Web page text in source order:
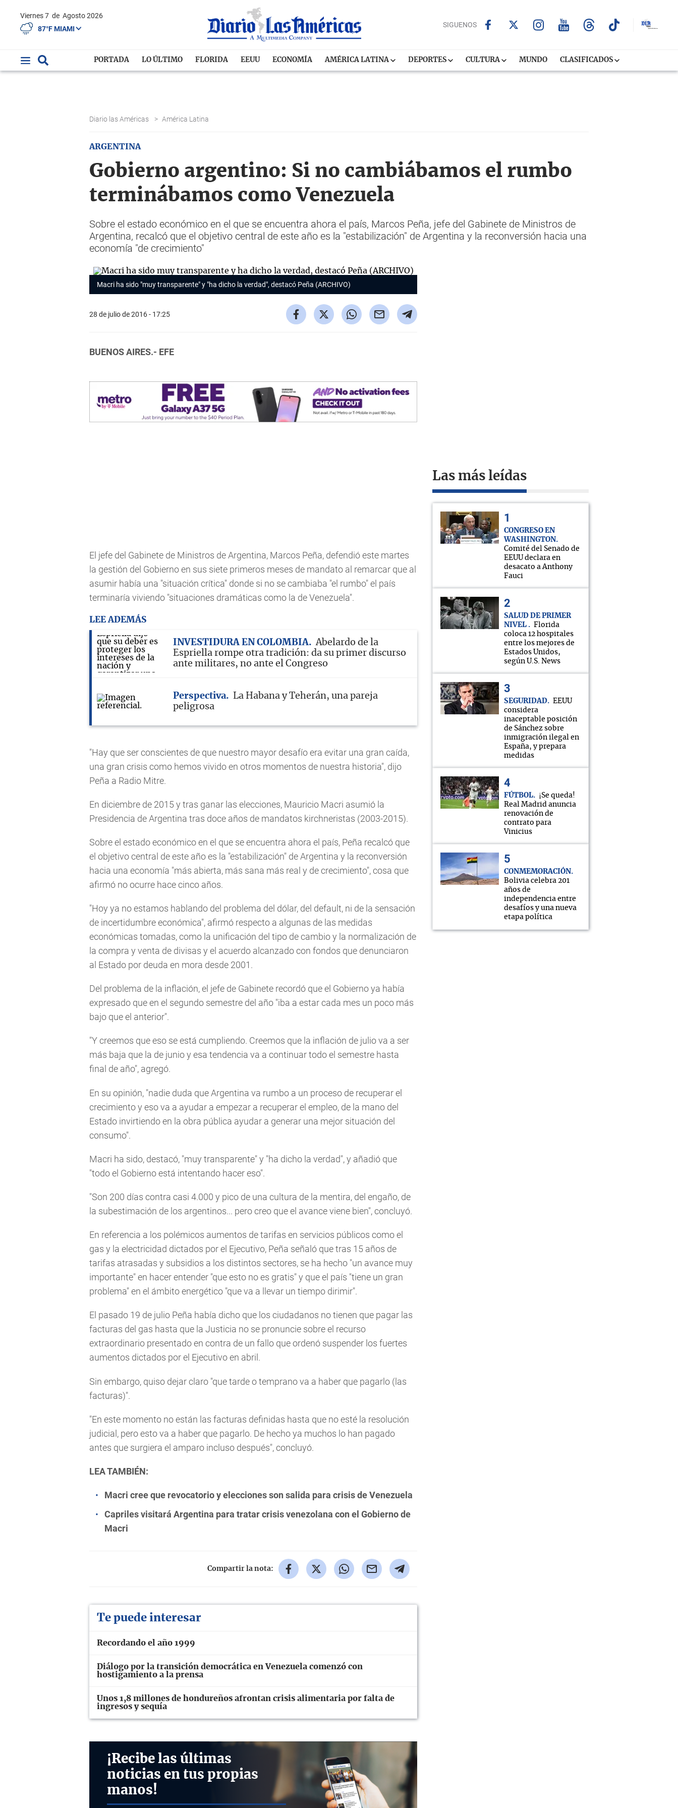
Viernes 7 de Agosto 2026
87°F MIAMI
SIGUENOS
PORTADA LO ÚLTIMO FLORIDA EEUU ECONOMÍA AMÉRICA LATINA DEPORTES CULTURA MUNDO CLASIFICADOS
Diario las Américas > América Latina
ARGENTINA
Gobierno argentino: Si no cambiábamos el rumbo
terminábamos como Venezuela
Sobre el estado económico en el que se encuentra ahora el país, Marcos Peña, jefe del Gabinete de Ministros de
Argentina, recalcó que el objetivo central de este año es la "estabilización" de Argentina y la reconversión hacia una
economía "de crecimiento"
Macri ha sido "muy transparente" y "ha dicho la verdad", destacó Peña (ARCHIVO)
28 de julio de 2016 - 17:25
BUENOS AIRES.- EFE
El jefe del Gabinete de Ministros de Argentina, Marcos Peña, defendió este martes
la gestión del Gobierno en sus siete primeros meses de mandato al remarcar que al
asumir había una "situación crítica" donde si no se cambiaba "el rumbo" el país
terminaría viviendo "situaciones dramáticas como la de Venezuela".
LEE ADEMÁS
INVESTIDURA EN COLOMBIA
Abelardo de la
Espriella rompe otra tradición: da su primer discurso
ante militares, no ante el Congreso
Perspectiva
La Habana y Teherán, una pareja
peligrosa
"Hay que ser conscientes de que nuestro mayor desafío era evitar una gran caída,
una gran crisis como hemos vivido en otros momentos de nuestra historia", dijo
Peña a Radio Mitre.
En diciembre de 2015 y tras ganar las elecciones, Mauricio Macri asumió la
Presidencia de Argentina tras doce años de mandatos kirchneristas (2003-2015).
Sobre el estado económico en el que se encuentra ahora el país, Peña recalcó que
el objetivo central de este año es la "estabilización" de Argentina y la reconversión
hacia una economía "más abierta, más sana más real y de crecimiento", cosa que
afirmó no ocurre hace cinco años.
"Hoy ya no estamos hablando del problema del dólar, del default, ni de la sensación
de incertidumbre económica", afirmó respecto a algunas de las medidas
económicas tomadas, como la unificación del tipo de cambio y la normalización de
la compra y venta de divisas y el acuerdo alcanzado con fondos que denunciaron
al Estado por deuda en mora desde 2001.
Del problema de la inflación, el jefe de Gabinete recordó que el Gobierno ya había
expresado que en el segundo semestre del año "iba a estar cada mes un poco más
bajo que el anterior".
"Y creemos que eso se está cumpliendo. Creemos que la inflación de julio va a ser
más baja que la de junio y esa tendencia va a continuar todo el semestre hasta
final de año", agregó.
En su opinión, "nadie duda que Argentina va rumbo a un proceso de recuperar el
crecimiento y eso va a ayudar a empezar a recuperar el empleo, de la mano del
Estado invirtiendo en la obra pública ayudar a generar una mejor situación del
consumo".
Macri ha sido, destacó, "muy transparente" y "ha dicho la verdad", y añadió que
"todo el Gobierno está intentando hacer eso".
"Son 200 días contra casi 4.000 y pico de una cultura de la mentira, del engaño, de
la subestimación de los argentinos... pero creo que el avance viene bien", concluyó.
En referencia a los polémicos aumentos de tarifas en servicios públicos como el
gas y la electricidad dictados por el Ejecutivo, Peña señaló que tras 15 años de
tarifas atrasadas y subsidios a los distintos sectores, se ha hecho "un avance muy
importante" en hacer entender "que esto no es gratis" y que el país "tiene un gran
problema" en el ámbito energético "que va a llevar un tiempo dirimir".
El pasado 19 de julio Peña había dicho que los ciudadanos no tienen que pagar las
facturas del gas hasta que la Justicia no se pronuncie sobre el recurso
extraordinario presentado en contra de un fallo que ordenó suspender los fuertes
aumentos dictados por el Ejecutivo en abril.
Sin embargo, quiso dejar claro "que tarde o temprano va a haber que pagarlo (las
facturas)".
"En este momento no están las facturas definidas hasta que no esté la resolución
judicial, pero esto va a haber que pagarlo. De hecho ya muchos lo han pagado
antes que surgiera el amparo incluso después", concluyó.
LEA TAMBIÉN:
Macri cree que revocatorio y elecciones son salida para crisis de Venezuela
Capriles visitará Argentina para tratar crisis venezolana con el Gobierno de
Macri
Compartir la nota:
Te puede interesar
Recordando el año 1999
Diálogo por la transición democrática en Venezuela comenzó con
hostigamiento a la prensa
Unos 1,8 millones de hondureños afrontan crisis alimentaria por falta de
ingresos y sequía
¡Recibe las últimas
noticias en tus propias
manos!
Las más leídas
CONGRESO EN
WASHINGTON
Comité del Senado de
EEUU declara en
desacato a Anthony
Fauci
SALUD DE PRIMER
NIVEL
Florida
coloca 12 hospitales
entre los mejores de
Estados Unidos,
según U.S. News
SEGURIDAD
EEUU
considera
inaceptable posición
de Sánchez sobre
inmigración ilegal en
España, y prepara
medidas
FÚTBOL
¡Se queda!
Real Madrid anuncia
renovación de
contrato para
Vinicius
CONMEMORACIÓN
Bolivia celebra 201
años de
independencia entre
desafíos y una nueva
etapa política